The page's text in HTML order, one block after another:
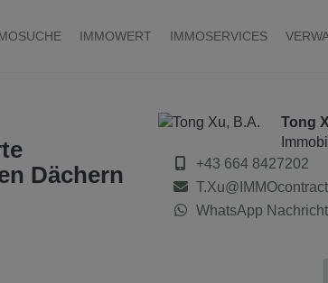
IMMOWERT IMMOSERVICES
Dächern
Tong
+43 664 8427202
WhatsApp